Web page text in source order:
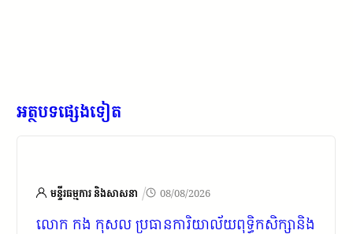
អត្ថបទផ្សេងទៀត
មន្ទីរធម្មការ និងសាសនា / 08/08/2026
លោក​ កង​ កុសល​ ប្រធានការិយាល័យពុទ្ធិកសិក្សានិង